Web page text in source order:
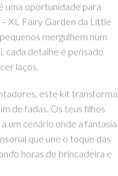
uma oportunidade para
XL Fairy Garden da Little
mergulhem num
cada detalhe é pensado
laços.
este kit transforma
de fadas. Os teus filhos
um cenário onde a fantasia
que une o toque das
horas de brincadeira e